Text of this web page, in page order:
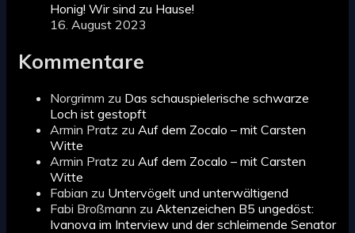
Honig! Wir sind zu Hause!
16. August 2023
Kommentare
Norgrimm zu Das schauspielerische schwarze
Loch ist gestopft
Armin Pratz zu Auf dem Zocalo – mit Carsten
Witte
Armin Pratz zu Auf dem Zocalo – mit Carsten
Witte
Fabian zu Untervögelt und unterwältigend
Fabi Broßmann zu Aktenzeichen B5 ungedöst:
Ivanova im Interview und der schleimende Senator